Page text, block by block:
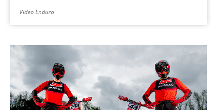
Vídeo Enduro